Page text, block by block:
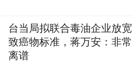
台当局拟联合毒油企业放宽
致癌物标准，蒋万安：非常
离谱